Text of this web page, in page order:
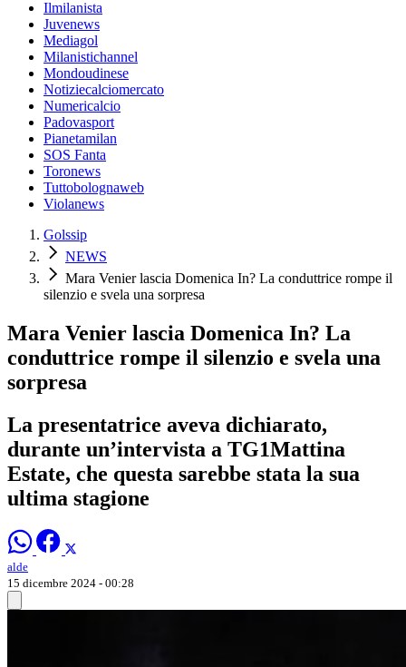
Ilmilanista
Juvenews
Mediagol
Milanistichannel
Mondoudinese
Notiziecalciomercato
Numericalcio
Padovasport
Pianetamilan
SOS Fanta
Toronews
Tuttobolognaweb
Violanews
Golssip
NEWS
Mara Venier lascia Domenica In? La conduttrice rompe il
silenzio e svela una sorpresa
Mara Venier lascia Domenica In? La
conduttrice rompe il silenzio e svela una
sorpresa
La presentatrice aveva dichiarato,
durante un’intervista a TG1Mattina
Estate, che questa sarebbe stata la sua
ultima stagione
alde
15 dicembre 2024 - 00:28